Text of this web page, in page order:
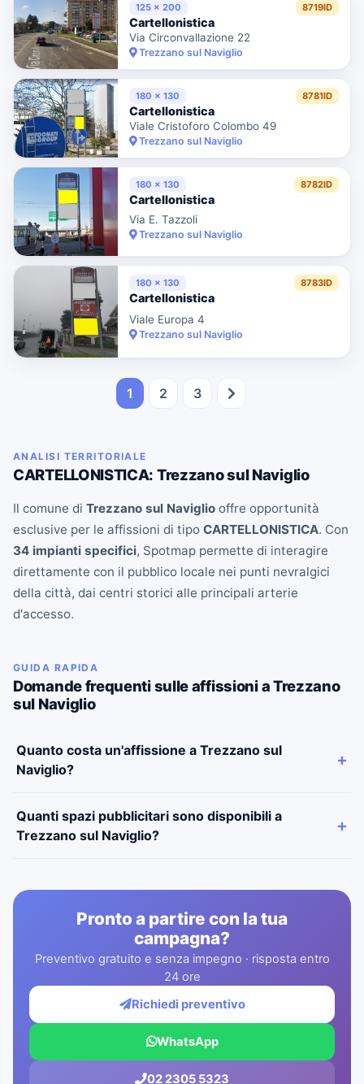
125 x 200 8719ID
Cartellonistica
Via Circonvallazione 22
Trezzano sul Naviglio
180 x 130 8781ID
Cartellonistica
Viale Cristoforo Colombo 49
Trezzano sul Naviglio
180 x 130 8782ID
Cartellonistica
Via E. Tazzoli
Trezzano sul Naviglio
180 x 130 8783ID
Cartellonistica
Viale Europa 4
Trezzano sul Naviglio
1 2 3
ANALISI TERRITORIALE
CARTELLONISTICA: Trezzano sul Naviglio
Il comune di Trezzano sul Naviglio offre opportunità
esclusive per le affissioni di tipo CARTELLONISTICA. Con
34 impianti specifici, Spotmap permette di interagire
direttamente con il pubblico locale nei punti nevralgici
della città, dai centri storici alle principali arterie
d'accesso.
GUIDA RAPIDA
Domande frequenti sulle affissioni a Trezzano
sul Naviglio
Quanto costa un'affissione a Trezzano sul
Naviglio?
Quanti spazi pubblicitari sono disponibili a
Trezzano sul Naviglio?
Pronto a partire con la tua
campagna?
Preventivo gratuito e senza impegno · risposta entro
24 ore
Richiedi preventivo
WhatsApp
02 2305 5323